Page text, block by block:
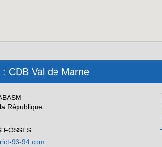
CDB Val de Marne
République
FOSSES
93-94.com